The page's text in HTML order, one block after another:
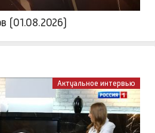
(01.08.2026)
Актуальное интервью